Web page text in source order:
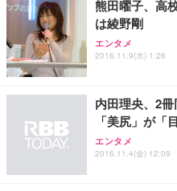
熊田曜子、高
は綾野剛
エンタメ
2016.11.9(水) 1:26
内田理央、2
「美尻」が「
エンタメ
2016.11.4(金) 12:09